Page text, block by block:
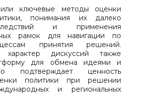
ключевые методы оценки
понимания их далеко
и применения
рамок для навигации по
принятия решений.
характер дискуссий также
для обмена идеями и
подтверждает ценность
политики при решении
и региональных